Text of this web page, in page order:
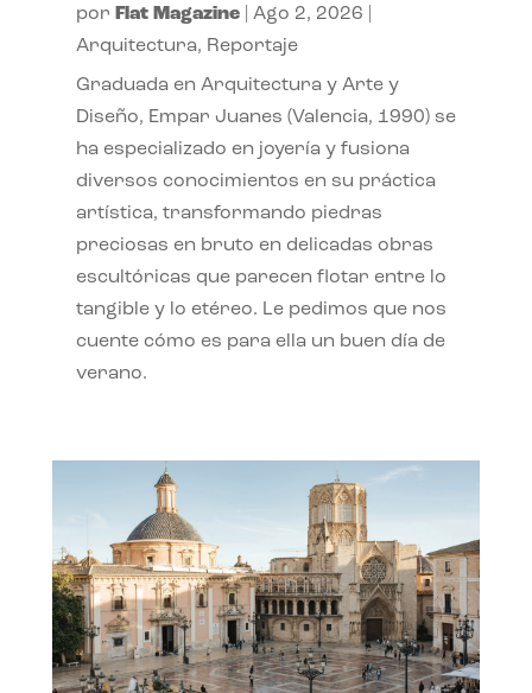
por Flat Magazine| Ago 2, 2026
Arquitectura, Reportaje
Graduada en Arquitectura y Arte y
Diseño, Empar Juanes (Valencia, 1990) se
ha especializado en joyería y fusiona
diversos conocimientos en su práctica
artística, transformando piedras
preciosas en bruto en delicadas obras
escultóricas que parecen flotar entre lo
tangible y lo etéreo. Le pedimos que nos
cuente cómo es para ella un buen día de
verano.